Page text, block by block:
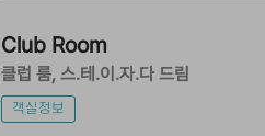
Club Room
클럽 룸 스.테.이.자.다 드림
객실정보